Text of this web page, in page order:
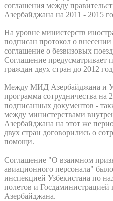
соглашения между
Азербайджана на 2011 - 2015
На уровне министерств
подписан протокол о
соглашение о безвизовых
Соглашение предусматривает
граждан двух стран до 2012
Между МИД Азербайджана и
программа сотрудничества на
подписанных документов -
между министерствами
Азербайджана на этот же
двух стран договорились о
помощи.
Соглашение "О взаимном
авиационного персонала"
инспекцией Узбекистана по
полетов и Госдаминистрацией
Азербайджана.